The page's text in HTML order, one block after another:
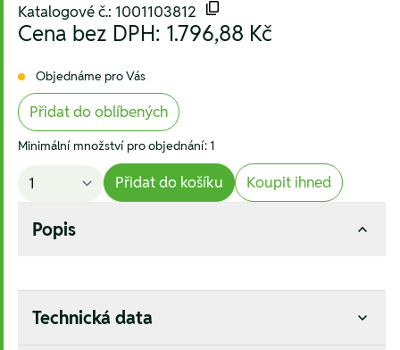
Katalogové č.: 1001103812
Cena bez DPH: 1.796,88 Kč
Objednáme pro Vás
Přidat do oblíbených
Minimální množství pro objednání: 1
Přidat do košíku Koupit ihned
Popis
Technická data